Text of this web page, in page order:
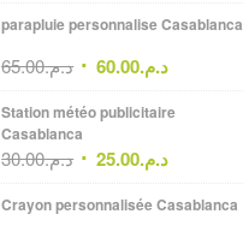
parapluie personnalise Casablanca
د.م.65.00 د.م.60.00
Station météo publicitaire
Casablanca
د.م.30.00 د.م.25.00
Crayon personnalisée Casablanca